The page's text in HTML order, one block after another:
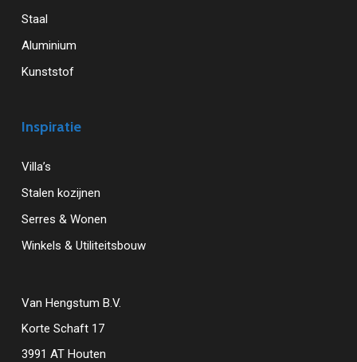
Staal
Aluminium
Kunststof
Inspiratie
Villa’s
Stalen kozijnen
Serres & Wonen
Winkels & Utiliteitsbouw
Van Hengstum B.V.
Korte Schaft 17
3991 AT Houten